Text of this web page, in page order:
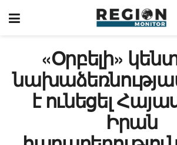
«Օրբելի»
է ունեցել
Իրան